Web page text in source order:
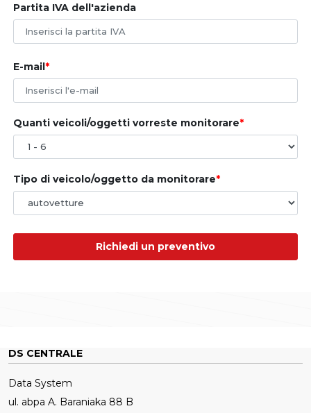
Partita IVA dell'azienda
E-mail
Quanti veicoli/oggetti vorreste monitorare
Tipo di veicolo/oggetto da monitorare
Richiedi un preventivo
DS CENTRALE
Data System
ul. abpa A. Baraniaka 88 B